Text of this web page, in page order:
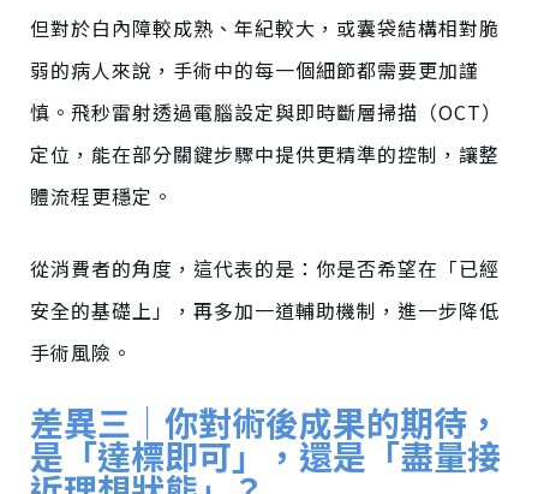
但對於白內障較成熟、年紀較大，或囊袋結構相對脆
弱的病人來說，手術中的每一個細節都需要更加謹
慎。 飛秒雷射透過電腦設定與即時斷層掃描（OCT）
定位，能在部分關鍵步驟中提供更精準的控制，讓整
體流程更穩定。
從消費者的角度，這代表的是： 你是否希望在「已經
安全的基礎上」，再多加一道輔助機制，進一步降低
手術風險。
差異三｜你對術後成果的期待，
是「達標即可」，還是「盡量接